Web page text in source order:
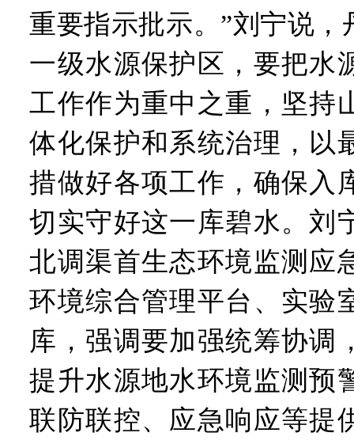
重要指示批示。”刘宁说，
一级水源保护区，要把水
工作作为重中之重，坚持
体化保护和系统治理，以
措做好各项工作，确保入
切实守好这一库碧水。刘
北调渠首生态环境监测应
环境综合管理平台、实验
库，强调要加强统筹协调
提升水源地水环境监测预
联防联控、应急响应等提